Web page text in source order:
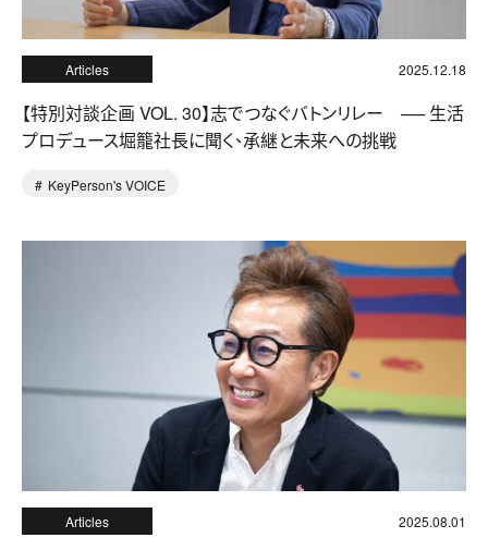
Articles 2025.12.18
【特別対談企画 VOL. 30】志でつなぐバトンリレー ── 生活
プロデュース堀籠社長に聞く、承継と未来への挑戦
KeyPerson's VOICE
Articles 2025.08.01